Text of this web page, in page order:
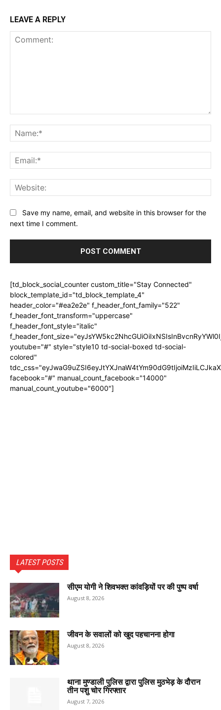
LEAVE A REPLY
Save my name, email, and website in this browser for the
next time I comment.
[td_block_social_counter custom_title="Stay Connected"
block_template_id="td_block_template_4"
header_color="#ea2e2e" f_header_font_family="522"
f_header_font_transform="uppercase"
f_header_font_style="italic"
youtube="#" style="style10 td-social-boxed td-social-
colored"
facebook="#" manual_count_facebook="14000"
manual_count_youtube="6000"]
LATEST POSTS
सीएम योगी ने शिवभक्त कांवड़ियों पर की पुष्प वर्षा
August 8, 2026
जीवन के सवालों को खुद पहचानना होगा
August 8, 2026
थाना मुण्डाली पुलिस द्वारा पुलिस मुठभेड़ के दौरान
तीन पशु चोर गिरफ्तार
August 7, 2026